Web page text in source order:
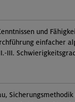
und
einfacher
III.
Sicherungsmethodik